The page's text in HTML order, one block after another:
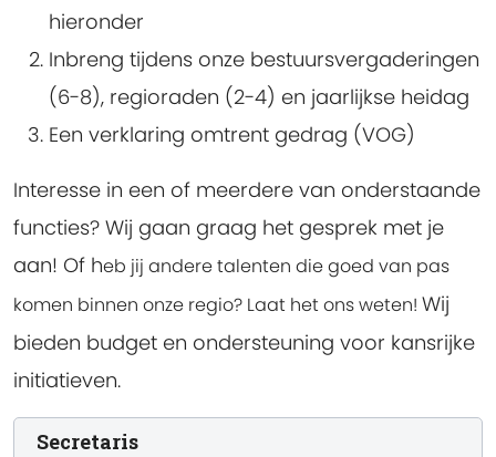
hieronder
Inbreng tijdens onze bestuursvergaderingen
(6-8), regioraden (2-4) en jaarlijkse heidag
Een verklaring omtrent gedrag (VOG)
Interesse in een of meerdere van onderstaande
functies? Wij gaan graag het gesprek met je
aan! Of heb jij andere talenten die goed van pas
komen binnen onze regio? Laat het ons weten! Wij
bieden budget en ondersteuning voor kansrijke
initiatieven.
Secretaris